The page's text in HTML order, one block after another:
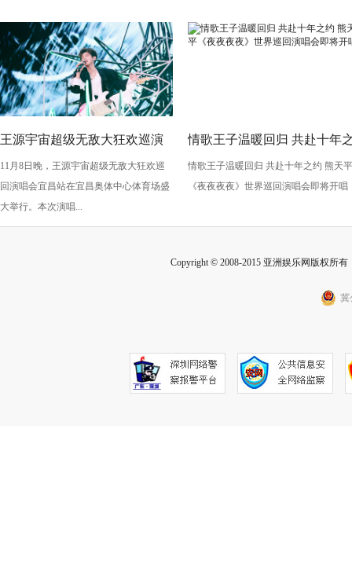
王源宇宙超级无敌大狂欢巡演
生日开唱 绚烂烟花闪耀宜昌
11月8日晚，王源宇宙超级无敌大狂欢巡
回演唱会宜昌站在宜昌奥体中心体育场盛
大举行。本次演唱...
情歌王子温暖回归 共赴十年
约 熊天平《夜夜夜夜》世界
情歌王子温暖回归 共赴十年之约 熊天平
《夜夜夜夜》世界巡回演唱会即将开唱
Copyright © 2008-2015 亚洲娱乐网版权所
冀